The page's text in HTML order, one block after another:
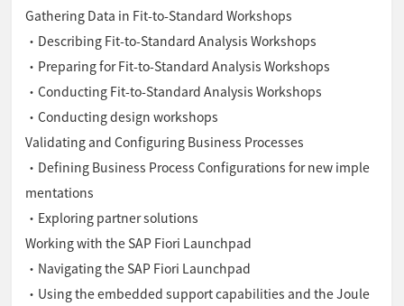
Gathering Data in Fit-to-Standard Workshops
・Describing Fit-to-Standard Analysis Workshops
・Preparing for Fit-to-Standard Analysis Workshops
・Conducting Fit-to-Standard Analysis Workshops
・Conducting design workshops
Validating and Configuring Business Processes
・Defining Business Process Configurations for new imple
mentations
・Exploring partner solutions
Working with the SAP Fiori Launchpad
・Navigating the SAP Fiori Launchpad
・Using the embedded support capabilities and the Joule